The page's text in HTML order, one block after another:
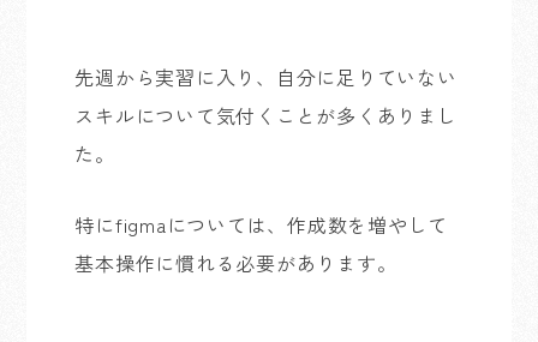
先週から実習に入り、自分に足りていない
スキルについて気付くことが多くありまし
た。
特にfigmaについては、作成数を増やして
基本操作に慣れる必要があります。